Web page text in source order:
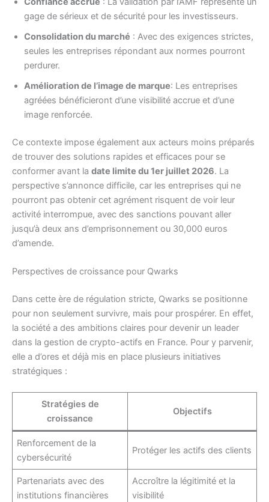
gage de sérieux et de sécurité pour les investisseurs.
Consolidation du marché : Avec des exigences strictes,
seules les entreprises répondant aux normes pourront
perdurer.
Amélioration de l’image de marque: Les entreprises
agréées bénéficieront d’une visibilité accrue et d’une
image renforcée.
Ce contexte impose également aux acteurs moins préparés
de trouver des solutions rapides et efficaces pour se
conformer avant la date limite du 1er juillet 2026. La
perspective s’annonce difficile, car les entreprises qui ne
pourront pas obtenir cet agrément risquent de voir leur
activité interrompue, avec des sanctions pouvant aller
jusqu’à deux ans d’emprisonnement ou 30,000 euros
d’amende.
Perspectives de croissance pour Qwarks
Dans cette ère de régulation stricte, Qwarks se positionne
pour non seulement survivre, mais pour prospérer. En effet,
la société a des ambitions claires pour devenir un leader
dans la gestion de crypto-actifs en France. Pour y parvenir,
elle a d’ores et déjà mis en place plusieurs initiatives
stratégiques :
Stratégies de
croissance
Objectifs
Renforcement de la
cybersécurité
Protéger les actifs des clients
Partenariats avec des
institutions financières
Accroître la légitimité et la
visibilité